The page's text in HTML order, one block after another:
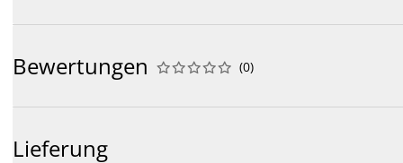
Bewertungen 




 (0)
Lieferung